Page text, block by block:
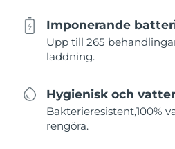
Imponerande
Upp till 265
laddning.
Hygienisk och
Bakterieresistent,100%
rengöra.